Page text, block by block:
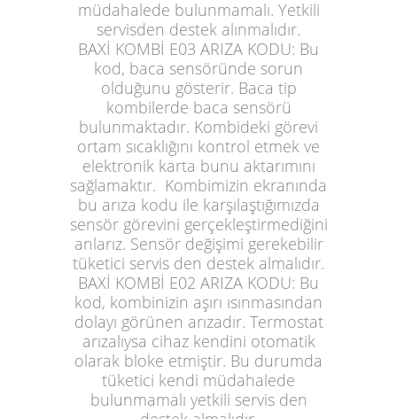
müdahalede bulunmamalı. Yetkili
servisden destek alınmalıdır.
BAXİ KOMBİ E03 ARIZA KODU: Bu
kod, baca sensöründe sorun
olduğunu gösterir. Baca tip
kombilerde baca sensörü
bulunmaktadır. Kombideki görevi
ortam sıcaklığını kontrol etmek ve
elektronik karta bunu aktarımını
sağlamaktır. Kombimizin ekranında
bu arıza kodu ile karşılaştığımızda
sensör görevini gerçekleştirmediğini
anlarız. Sensör değişimi gerekebilir
tüketici servis den destek almalıdır.
BAXİ KOMBİ E02 ARIZA KODU: Bu
kod, kombinizin aşırı ısınmasından
dolayı görünen arızadır. Termostat
arızalıysa cihaz kendini otomatik
olarak bloke etmiştir. Bu durumda
tüketici kendi müdahalede
bulunmamalı yetkili servis den